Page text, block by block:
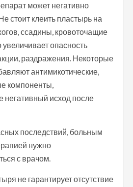
может негативно
стоит клеить пластырь на
ссадины, кровоточащие
опасность
раздражения. Некоторые
антимикотические,
компоненты,
исход после
последствий, больным
нужно
с врачом.
не гарантирует отсутствие